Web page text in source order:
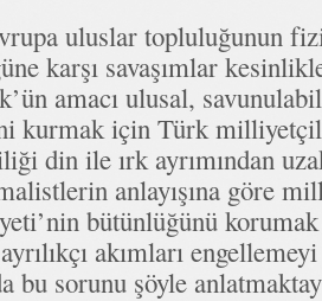
uluslar topluluğunun
karşı savaşımlar
amacı ulusal,
kurmak için Türk
din ile ırk ayrımından
anlayışına göre
bütünlüğünü
akımları
bu sorunu şöyle